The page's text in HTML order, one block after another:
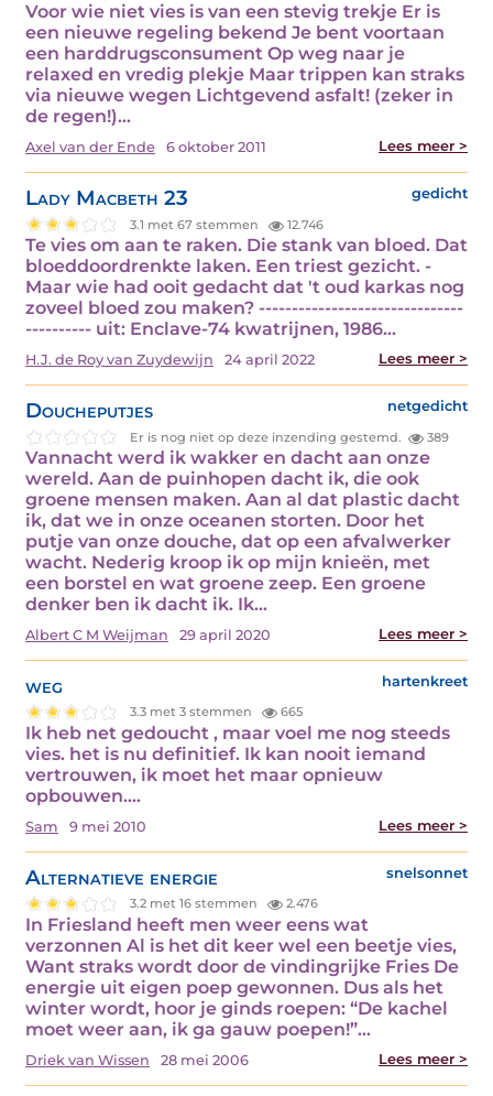
Voor wie niet vies is van een stevig trekje Er is
een nieuwe regeling bekend Je bent voortaan
een harddrugsconsument Op weg naar je
relaxed en vredig plekje Maar trippen kan straks
via nieuwe wegen Lichtgevend asfalt! (zeker in
de regen!)…
Axel van der Ende 6 oktober 2011 Lees meer >
Lady Macbeth 23 gedicht
3.1 met 67 stemmen 12.746
Te vies om aan te raken. Die stank van bloed. Dat
bloeddoordrenkte laken. Een triest gezicht. -
Maar wie had ooit gedacht dat 't oud karkas nog
zoveel bloed zou maken? -------------------------------
---------- uit: Enclave-74 kwatrijnen, 1986…
H.J. de Roy van Zuydewijn 24 april 2022 Lees meer >
Doucheputjes netgedicht
Er is nog niet op deze inzending gestemd. 389
Vannacht werd ik wakker en dacht aan onze
wereld. Aan de puinhopen dacht ik, die ook
groene mensen maken. Aan al dat plastic dacht
ik, dat we in onze oceanen storten. Door het
putje van onze douche, dat op een afvalwerker
wacht. Nederig kroop ik op mijn knieën, met
een borstel en wat groene zeep. Een groene
denker ben ik dacht ik. Ik…
Albert C M Weijman 29 april 2020 Lees meer >
weg hartenkreet
3.3 met 3 stemmen 665
Ik heb net gedoucht , maar voel me nog steeds
vies. het is nu definitief. Ik kan nooit iemand
vertrouwen, ik moet het maar opnieuw
opbouwen.…
Sam 9 mei 2010 Lees meer >
Alternatieve energie snelsonnet
3.2 met 16 stemmen 2.476
In Friesland heeft men weer eens wat
verzonnen Al is het dit keer wel een beetje vies,
Want straks wordt door de vindingrijke Fries De
energie uit eigen poep gewonnen. Dus als het
winter wordt, hoor je ginds roepen: “De kachel
moet weer aan, ik ga gauw poepen!”…
Driek van Wissen 28 mei 2006 Lees meer >